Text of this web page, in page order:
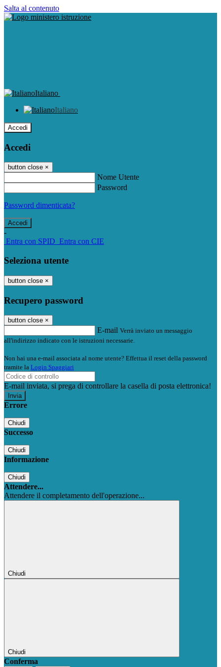
Salta al contenuto
Italiano
Italiano
Accedi
Accedi
button close ×
Nome Utente
Password
Password dimenticata?
-
Entra con SPID Entra con CIE
Seleziona utente
button close ×
Recupero password
button close ×
E-mail Verrà inviato un messaggio
all'indirizzo indicato con le istruzioni necessarie.
Non hai una e-mail associata al nome utente? Effettua il reset della password
tramite la Login Spaggiari
E-mail inviata, si prega di controllare la casella di posta elettronica!
Errore
Chiudi
Successo
Chiudi
Informazione
Chiudi
Attendere...
Attendere il completamento dell'operazione...
Chiudi
Chiudi
Conferma